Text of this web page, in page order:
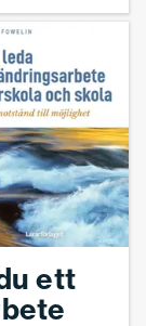
är kritiska
ett